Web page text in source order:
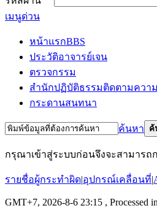
เมนูด่วน
หน้าแรกBBS
ประวัติอาจารย์เจน
ตรวจกรรม
สำนักปฏิบัติธรรมติดตามควา
กระดานสนทนา
ค้นหา ค้
กรุณาเข้าสู่ระบบก่อนจึงจะสามารถ
รายชื่อผู้กระทำผิด|อุปกรณ์เคลื่อนที่|
GMT+7, 2026-8-6 23:15 , Processed